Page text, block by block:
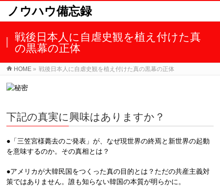
ノウハウ備忘録
戦後日本人に自虐史観を植え付けた真
の黒幕の正体
HOME » 戦後日本人に自虐史観を植え付けた真の黒幕の正体
下記の真実に興味はありますか？
●「三笠宮様薨去のご発表」が、なぜ現世界の終焉と新世界の起動
を意味するのか。その真相とは？
●アメリカが大韓民国をつくった真の目的とは？ただの共産主義対
策ではありません。誰も知らない韓国の本質が明らかに。